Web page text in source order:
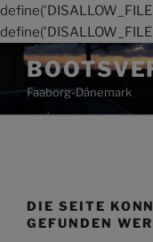
Zum
Inhalt
springenFaaborg-Dänemark
DIE SEITE
GEFUNDEN